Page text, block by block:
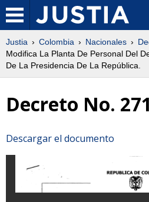
Justia Colombia Nacionales
Modifica La Planta De Personal Del
De La Presidencia De La República.
Decreto No.
Descargar el documento